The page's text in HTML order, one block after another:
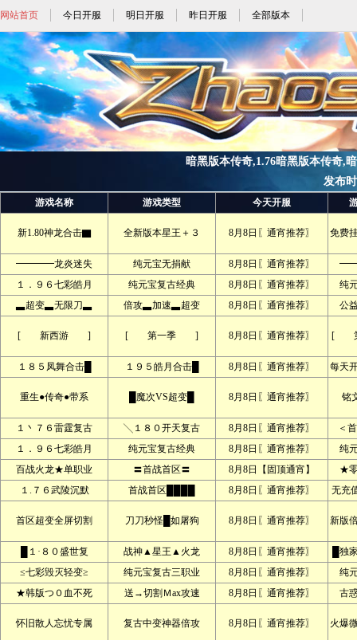
网站首页 今日开服 明日开服 昨日开服 全部版本
暗黑版本传奇,1.76暗黑版本传奇,
发布
游戏名称 游戏类型 今天开服
新1.80神龙合击▇ 全新版本星王＋３ 8月8日〖通宵推荐〗 免费
━━━━龙炎迷失 纯元宝无捐献 8月8日〖通宵推荐〗
━━
１．９６七彩皓月
纯元宝复古经典 8月8日〖通宵推荐〗
纯
▃超变▃无限刀▃
倍攻▃加速▃超变 8月8日〖通宵推荐〗 公
[ 新西游 ] [ 第一季 ] 8月8日〖通宵推荐〗 [
１８５凤舞合击█ １９５皓月合击█ 8月8日〖通宵推荐〗 每天
重生●传奇●带系 █魔次VS超变█ 8月8日〖通宵推荐〗 铭
１丶７６雷霆复古 ╲１８０开天复古 8月8日〖通宵推荐〗
＜
１．９６七彩皓月
纯元宝复古经典 8月8日〖通宵推荐〗
纯
百战火龙★单职业
〓首战首区〓 8月8日【固顶通宵】
★
１.７６武陵沉默
首战首区████ 8月8日〖通宵推荐〗 无充
首区超变全屏切割 刀刀秒怪█如屠狗 8月8日〖通宵推荐〗 新版
█１·８０盛世复 战神▲星王▲火龙 8月8日〖通宵推荐〗
█独
≤七彩毁灭轻变≥
纯元宝复古三职业 8月8日〖通宵推荐〗
纯
★韩版つ０血不死
送→切割Ｍax攻速 8月8日〖通宵推荐〗 古
怀旧散人忘忧专属 复古中变神器倍攻 8月8日〖通宵推荐〗 火爆